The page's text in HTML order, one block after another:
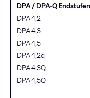
DPA / DPA-Q Endstufen
DPA 4,2
DPA 4,3
DPA 4,5
DPA 4,2q
DPA 4,3Q
DPA 4,5Q